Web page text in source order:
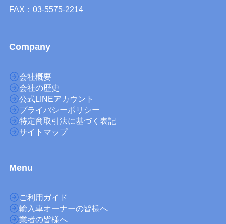
FAX：03-5575-2214
Company
会社概要
会社の歴史
公式LINEアカウント
プライバシーポリシー
特定商取引法に基づく表記
サイトマップ
Menu
ご利用ガイド
輸入車オーナーの皆様へ
業者の皆様へ